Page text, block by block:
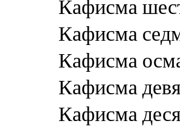
Кафисма
Кафисма
Кафисма
Кафисма
Кафисма